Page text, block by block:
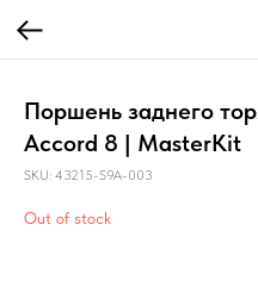
Поршень заднего
Accord 8 | MasterKit
SKU: 43215-S9A-003
Out of stock